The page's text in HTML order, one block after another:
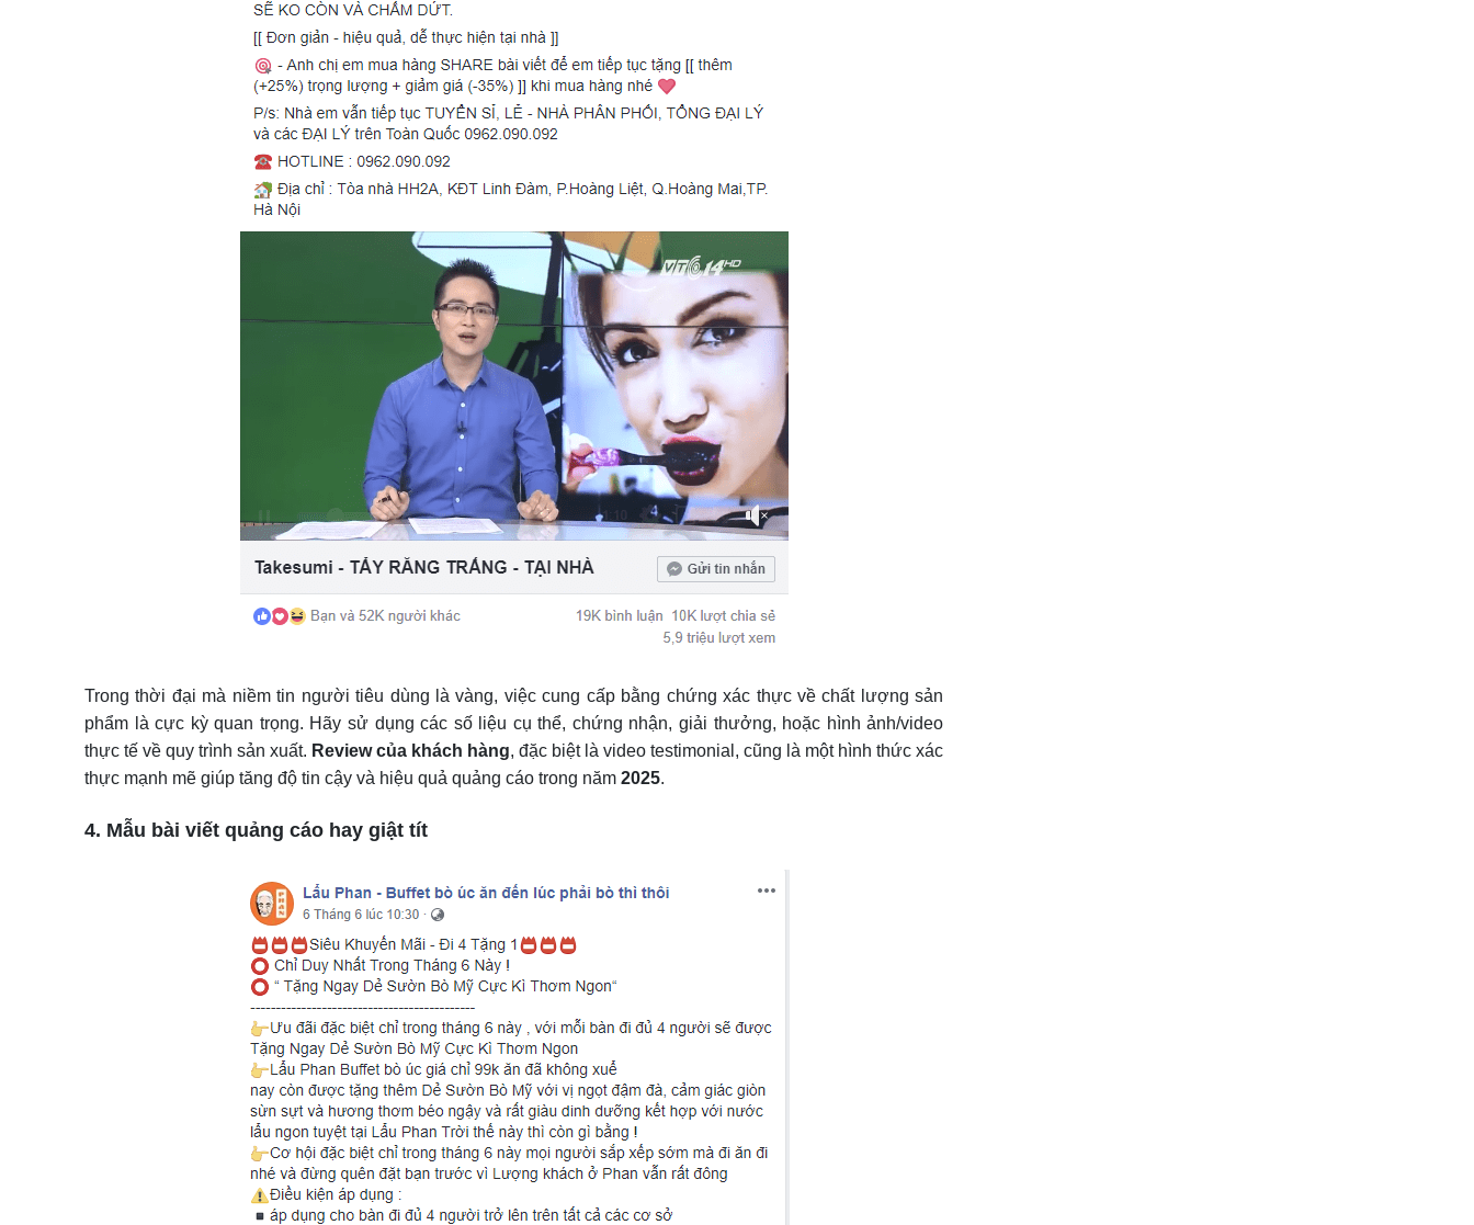
Trong thời đại mà niềm tin người tiêu dùng là vàng, việc cung cấp bằng chứng xác thực về chất lượng sản
phẩm là cực kỳ quan trọng. Hãy sử dụng các số liệu cụ thể, chứng nhận, giải thưởng, hoặc hình ảnh/video
thực tế về quy trình sản xuất. Review của khách hàng, đặc biệt là video testimonial, cũng là một hình thức xác
thực mạnh mẽ giúp tăng độ tin cậy và hiệu quả quảng cáo trong năm 2025.
4. Mẫu bài viết quảng cáo hay giật tít